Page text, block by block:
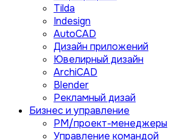
Tilda
Indesign
AutoCAD
Дизайн приложений
Ювелирный дизайн
ArchiCAD
Blender
Рекламный дизай
Бизнес и управление
PM/проект-менеджеры
Управление командой